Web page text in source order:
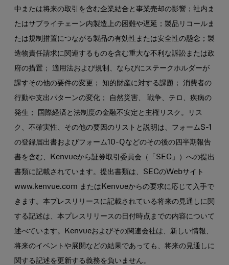
中または将来の取引を含む企業結合と事業売却の影響；社内ま
たはサプライチェーン内製造上の困難や遅延；製品リコールま
たは規制措置につながる製品の有効性または安全性の懸念；製
造物責任請求に関連するものを含む重大な不利な訴訟または政
府の措置； 適用法および規制、ならびにステークホルダーが
課すその他の要件の変更； 知的財産に対する課題； 消費者の
行動や支出パターンの変化； 自然災害、 戦争、テロ、疾病の
発生； 国際経済と法制度の金融不安定と主権リスク。リス
ク、不確実性、その他の要因のリストと説明は、フォームS-1
の登録届出書およびフォーム10-Qなどのその後の四半期報告
書を含む、Kenvueから証券取引委員会（「SEC」）への提出
書類に記載されています。提出書類は、SECのWebサイト
www.kenvue.com またはKenvueからの要求に応じて入手で
きます。本プレスリリースに記載されている将来の見通しに関
する記述は、本プレスリリースの日付時点までの内容について
述べています。Kenvueおよびその関連会社は、新しい情報、
将来のイベントや展開などの結果であっても、将来の見通しに
関する記述を更新する義務を負いません。